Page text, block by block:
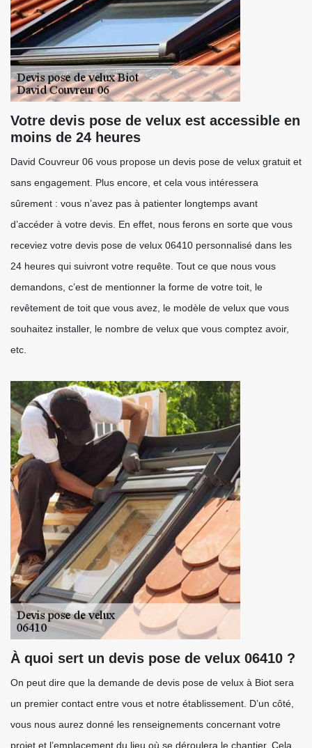
Votre devis pose de velux est accessible en
moins de 24 heures
David Couvreur 06 vous propose un devis pose de velux gratuit et
sans engagement. Plus encore, et cela vous intéressera
sûrement : vous n’avez pas à patienter longtemps avant
d’accéder à votre devis. En effet, nous ferons en sorte que vous
receviez votre devis pose de velux 06410 personnalisé dans les
24 heures qui suivront votre requête. Tout ce que nous vous
demandons, c’est de mentionner la forme de votre toit, le
revêtement de toit que vous avez, le modèle de velux que vous
souhaitez installer, le nombre de velux que vous comptez avoir,
etc.
À quoi sert un devis pose de velux 06410 ?
On peut dire que la demande de devis pose de velux à Biot sera
un premier contact entre vous et notre établissement. D’un côté,
vous nous aurez donné les renseignements concernant votre
projet et l’emplacement du lieu où se déroulera le chantier. Cela